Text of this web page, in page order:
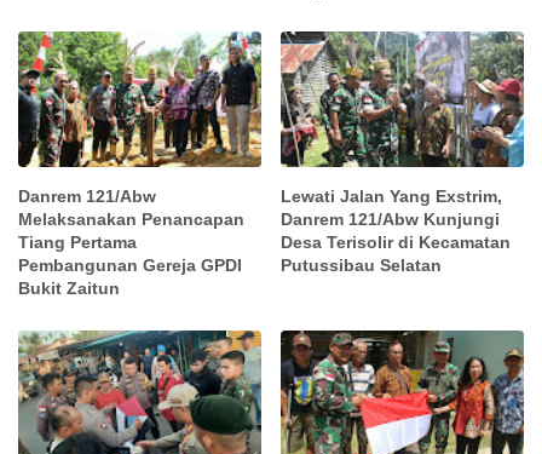
Danrem 121/Abw
Melaksanakan Penancapan
Tiang Pertama
Pembangunan Gereja GPDI
Bukit Zaitun
Lewati Jalan Yang Exstrim,
Danrem 121/Abw Kunjungi
Desa Terisolir di Kecamatan
Putussibau Selatan